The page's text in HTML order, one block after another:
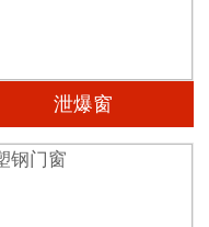
泄爆窗